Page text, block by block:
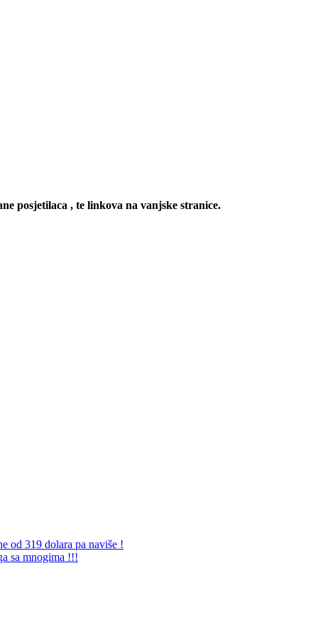
posjetilaca , te linkova na vanjske stranice.
od 319 dolara pa naviše !
sa mnogima !!!